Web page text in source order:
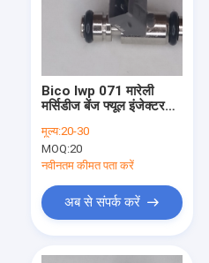
Bico Iwp 071 मारेली
मर्सिडीज बेंज फ्यूल इंजेक्टर
VANEO 1.6 1.9
मूल्य:20-30
MOQ:20
नवीनतम कीमत पता करें
अब से संपर्क करें